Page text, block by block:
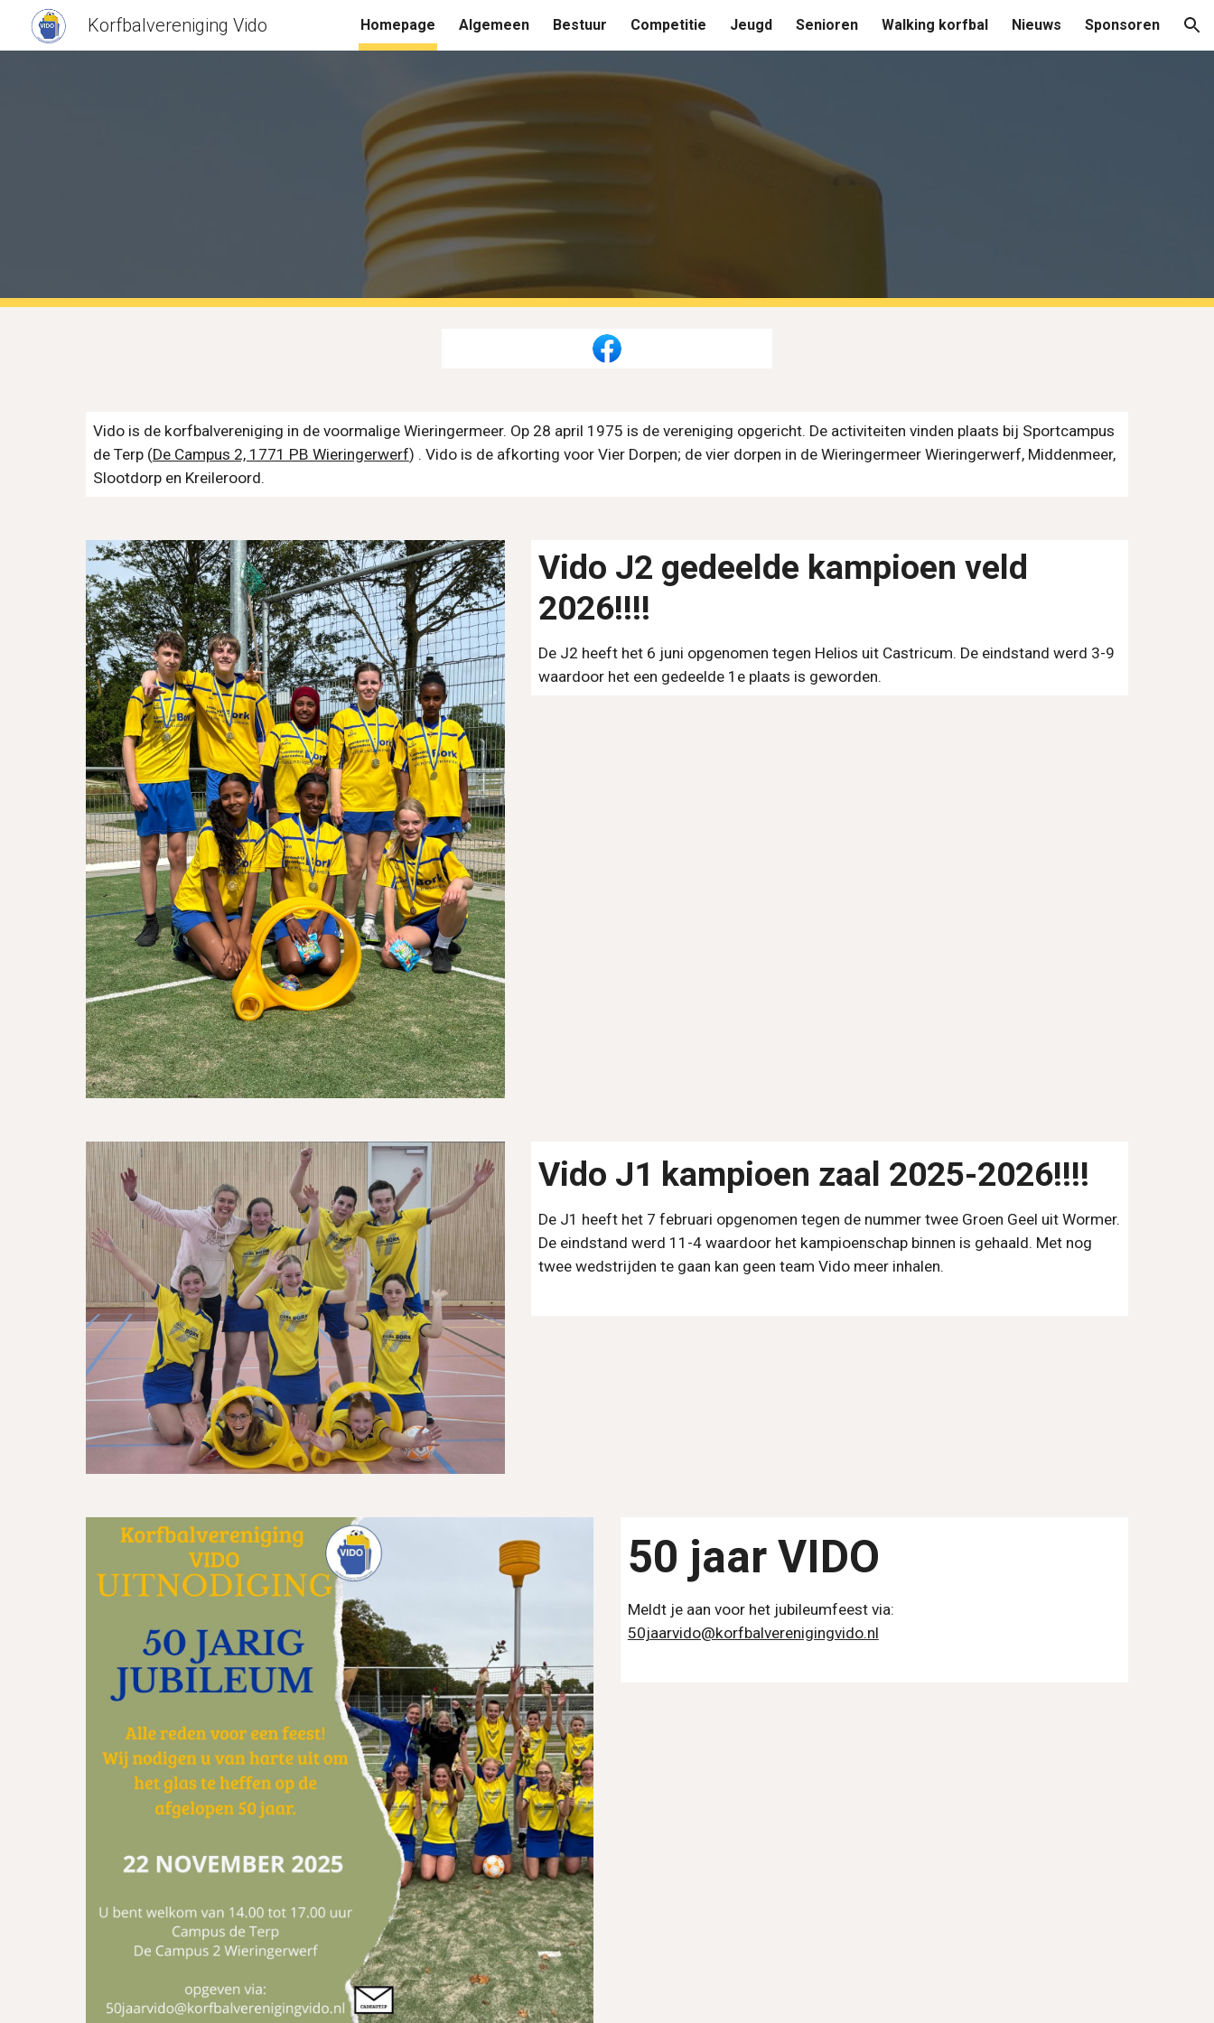
Skip to main content Skip to navigation
Korfbalvereniging Vido Homepage Algemeen Bestuur Competitie Jeugd Senioren Walking korfbal Nieuws Sponsoren
Vido is de korfbalvereniging in de voormalige Wieringermeer. Op 28 april 1975 is de vereniging opgericht. De activiteiten vinden plaats bij Sportcampus
de Terp (De Campus 2, 1771 PB Wieringerwerf) . Vido is de afkorting voor Vier Dorpen; de vier dorpen in de Wieringermeer Wieringerwerf, Middenmeer,
Slootdorp en Kreileroord.
Vido J2 gedeelde kampioen veld
2026!!!!
De J2 heeft het 6 juni opgenomen tegen Helios uit Castricum. De eindstand werd 3-9
waardoor het een gedeelde 1e plaats is geworden.
Vido J1 kampioen zaal 2025-2026!!!!
De J1 heeft het 7 februari opgenomen tegen de nummer twee Groen Geel uit Wormer.
De eindstand werd 11-4 waardoor het kampioenschap binnen is gehaald. Met nog
twee wedstrijden te gaan kan geen team Vido meer inhalen.
50 jaar VIDO
Meldt je aan voor het jubileumfeest via:
50jaarvido@korfbalverenigingvido.nl